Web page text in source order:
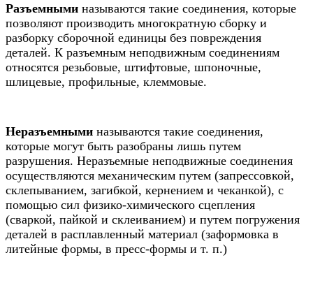
Разъемными называются такие соединения, которые
позволяют производить многократную сборку и
разборку сборочной единицы без повреждения
деталей. К разъемным неподвижным соединениям
относятся резьбовые, штифтовые, шпоночные,
шлицевые, профильные, клеммовые.
Неразъемными называются такие соединения,
которые могут быть разобраны лишь путем
разрушения. Неразъемные неподвижные соединения
осуществляются механическим путем (запрессовкой,
склепыванием, загибкой, кернением и чеканкой), с
помощью сил физико-химического сцепления
(сваркой, пайкой и склеиванием) и путем погружения
деталей в расплавленный материал (заформовка в
литейные формы, в пресс-формы и т. п.)